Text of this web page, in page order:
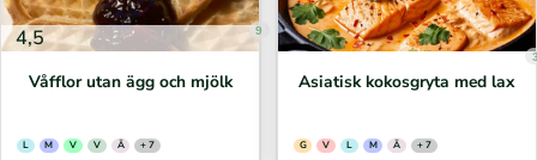
4,5 9
Våfflor utan ägg och mjölk
L M V V Ä + 7
Asiatisk kokosgryta med lax
G V L M Ä + 7